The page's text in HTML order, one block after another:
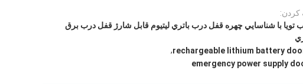
کردن:
تویا با شناسايي چهره قفل درب باتري ليتيوم قابل شارژ قفل درب برق
rechargeable lithium battery
,
emergency power supply